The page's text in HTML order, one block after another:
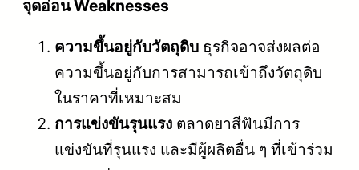
จุดอ่อน Weaknesses
ความขึ้นอยู่กับวัตถุดิบ ธุรกิจอาจส่งผลต่อ
ความขึ้นอยู่กับการสามารถเข้าถึงวัตถุดิบ
ในราคาที่เหมาะสม
การแข่งขันรุนแรง ตลาดยาสีฟันมีการ
แข่งขันที่รุนแรง และมีผู้ผลิตอื่น ๆ ที่เข้าร่วม